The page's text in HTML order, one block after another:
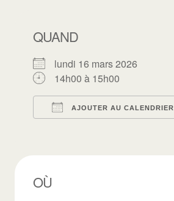
QUAND
lundi 16 mars 2026
14h00 à 15h00
AJOUTER AU CALENDRIER
OÙ